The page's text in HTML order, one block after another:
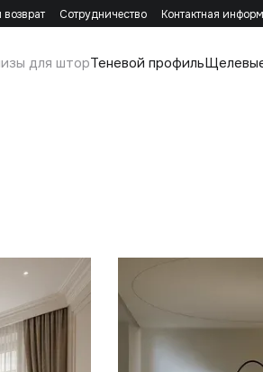
Сотрудничество Контактная
для шторТеневой профиль